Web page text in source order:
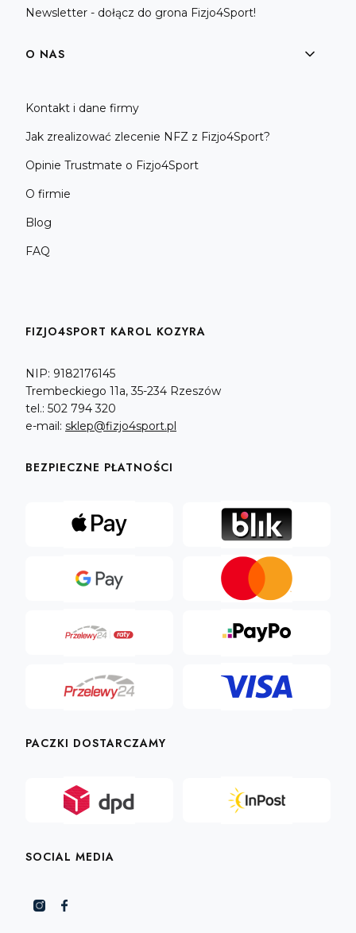
Newsletter - dołącz do grona Fizjo4Sport!
O NAS
Kontakt i dane firmy
Jak zrealizować zlecenie NFZ z Fizjo4Sport?
Opinie Trustmate o Fizjo4Sport
O firmie
Blog
FAQ
FIZJO4SPORT KAROL KOZYRA
NIP: 9182176145
Trembeckiego 11a, 35-234 Rzeszów
tel.: 502 794 320
e-mail: sklep@fizjo4sport.pl
BEZPIECZNE PŁATNOŚCI
PACZKI DOSTARCZAMY
SOCIAL MEDIA